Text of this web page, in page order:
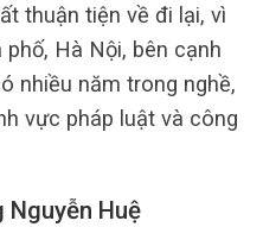
thuận tiện về đi lại, vì
Hà Nội, bên cạnh
nhiều năm trong nghề,
vực pháp luật và công
Nguyễn Huệ